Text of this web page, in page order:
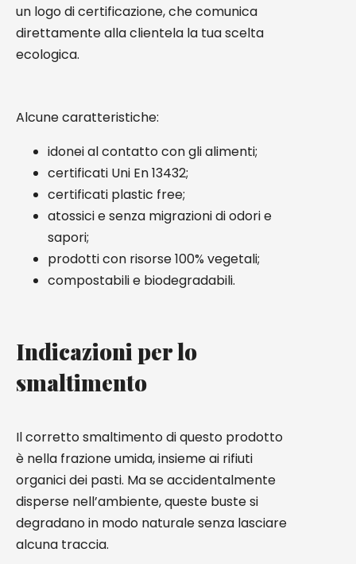
un logo di certificazione, che comunica
direttamente alla clientela la tua scelta
ecologica.
Alcune caratteristiche:
idonei al contatto con gli alimenti;
certificati Uni En 13432;
certificati plastic free;
atossici e senza migrazioni di odori e
sapori;
prodotti con risorse 100% vegetali;
compostabili e biodegradabili.
Indicazioni per lo
smaltimento
Il corretto smaltimento di questo prodotto
è nella frazione umida, insieme ai rifiuti
organici dei pasti. Ma se accidentalmente
disperse nell’ambiente, queste buste si
degradano in modo naturale senza lasciare
alcuna traccia.